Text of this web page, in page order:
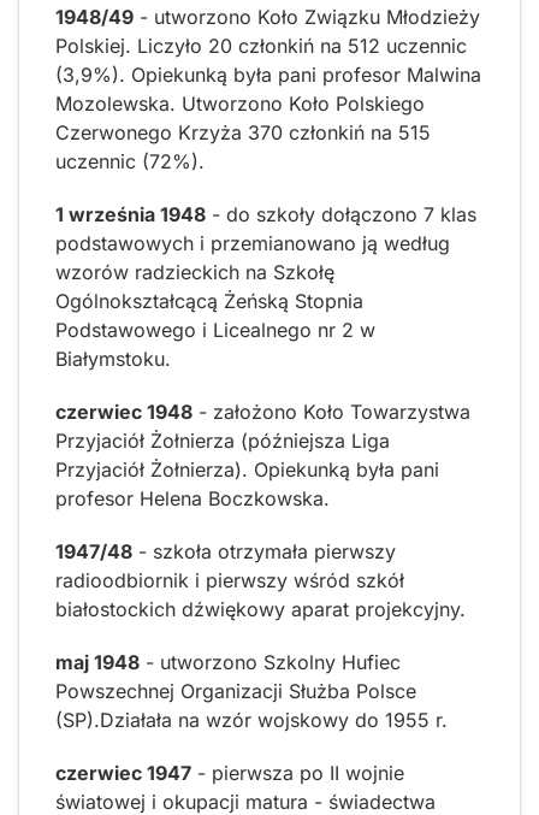
1948/49 - utworzono Koło Związku Młodzieży
Polskiej. Liczyło 20 członkiń na 512 uczennic
(3,9%). Opiekunką była pani profesor Malwina
Mozolewska. Utworzono Koło Polskiego
Czerwonego Krzyża 370 członkiń na 515
uczennic (72%).
1 września 1948 - do szkoły dołączono 7 klas
podstawowych i przemianowano ją według
wzorów radzieckich na Szkołę
Ogólnokształcącą Żeńską Stopnia
Podstawowego i Licealnego nr 2 w
Białymstoku.
czerwiec 1948 - założono Koło Towarzystwa
Przyjaciół Żołnierza (późniejsza Liga
Przyjaciół Żołnierza). Opiekunką była pani
profesor Helena Boczkowska.
1947/48 - szkoła otrzymała pierwszy
radioodbiornik i pierwszy wśród szkół
białostockich dźwiękowy aparat projekcyjny.
maj 1948 - utworzono Szkolny Hufiec
Powszechnej Organizacji Służba Polsce
(SP).Działała na wzór wojskowy do 1955 r.
czerwiec 1947 - pierwsza po II wojnie
światowej i okupacji matura - świadectwa